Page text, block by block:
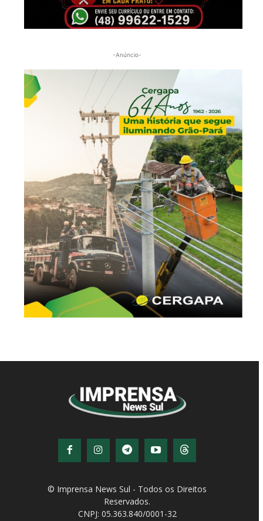
-Anúncio-
© Imprensa News Sul - Todos os Direitos
Reservados.
CNPJ: 05.363.840/0001-32